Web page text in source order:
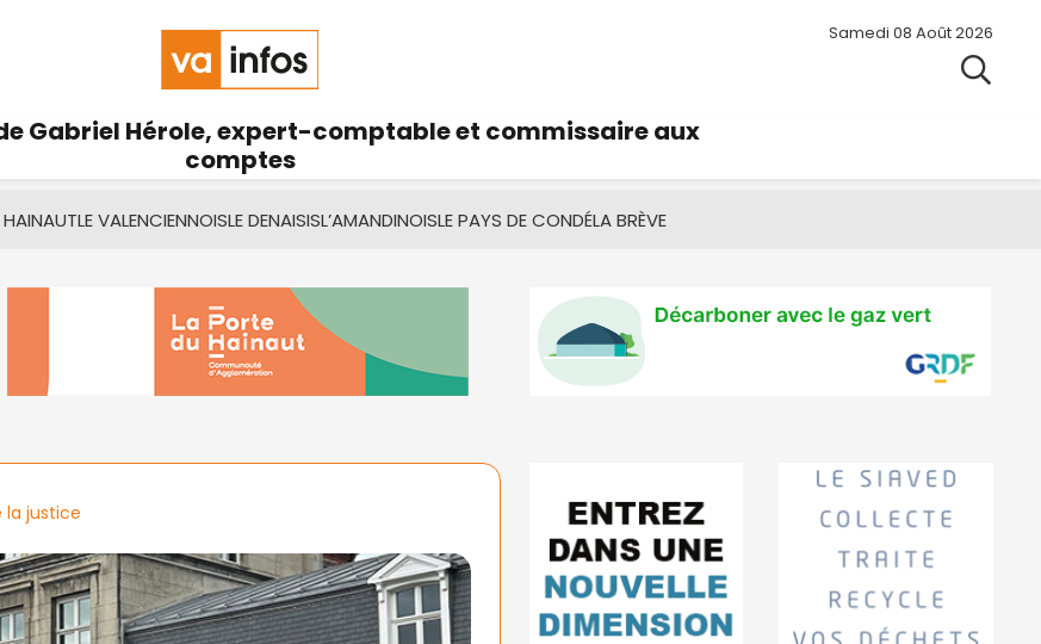
Samedi 08 Août 2026
Gabriel Hérole, expert-comptable et commissaire aux
comptes
LE VALENCIENNOISLE DENAISISL’AMANDINOISLE PAYS DE CONDÉLA BRÈVE
la justice